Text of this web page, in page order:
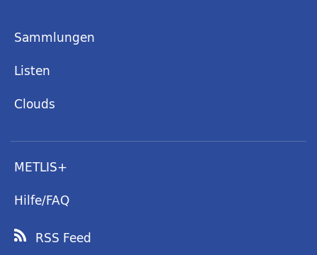
Sammlungen
Listen
Clouds
METLIS+
Hilfe/FAQ
RSS Feed